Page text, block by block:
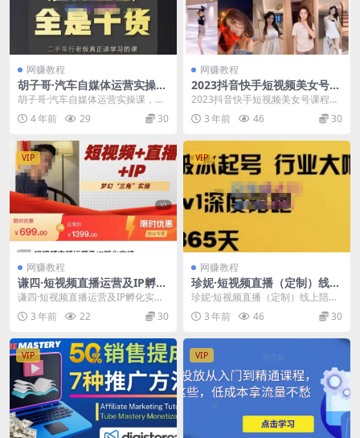
网赚教程
胡子哥·汽车自媒体运营实操
课，汽车新媒体二手车短视频
运营教程-价值8888元
胡子哥·汽车自媒体运营实操课，汽
车新媒体二手车短视频运营教程-价
值8888元 二...
4 年前 29 30
网赚教程
2023抖音快手短视频美女号课
程制作玩法教程，美女号搬运
新起号玩法，新技术（素材
+教程）
2023抖音快手短视频美女号课程制
作玩法教程，美女号搬运新起号玩
法，新技术（素材...
3 年前 46 30
VIP
网赚教程
谦四·短视频直播运营及IP孵化
实操，80节干货实操分享
谦四·短视频直播运营及IP孵化实
操，80节干货实操分享 课程目录：
1.新手入局...
3 年前 22 30
VIP
网赚教程
珍妮·短视频直播（定制）线上
陪跑，平台逻辑及赛道选择、
短视频数据分析技巧、直播三
大核心等
珍妮·短视频直播（定制）线上陪
跑，平台逻辑及赛道选择、短视频
数据分析技巧、直播三...
3 年前 46 30
VIP VIP